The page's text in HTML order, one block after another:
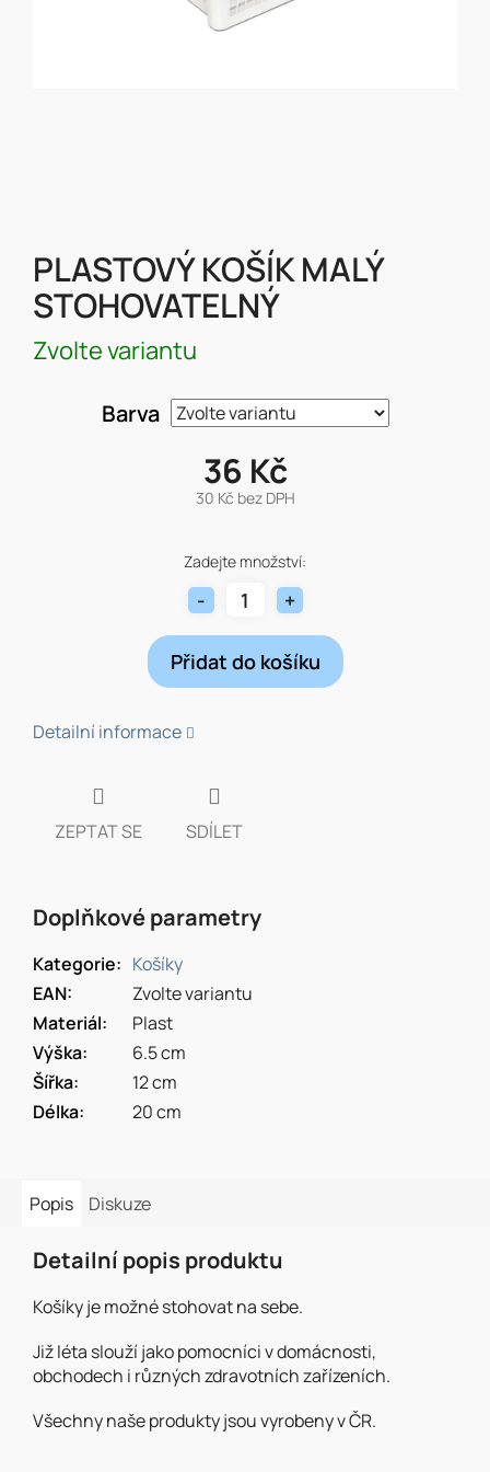
PLASTOVÝ KOŠÍK MALÝ
STOHOVATELNÝ
Zvolte variantu
Barva
36 Kč
30 Kč bez DPH
cena:
Zadejte množství:
Přidat do košíku
Detailní informace
ZEPTAT SE SDÍLET
Doplňkové parametry
Kategorie: Košíky
EAN:
Zvolte variantu
Materiál:
Plast
Výška:
6.5 cm
Šířka:
12 cm
Délka: 20 cm
Popis Diskuze
Detailní popis produktu
Košíky je možné stohovat na sebe.
Již léta slouží jako pomocníci v domácnosti,
obchodech i různých zdravotních zařízeních.
Všechny naše produkty jsou vyrobeny v ČR.